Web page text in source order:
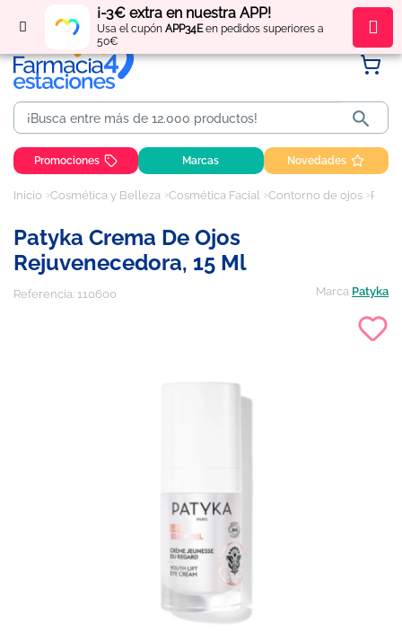
¡-3€ extra en nuestra APP!
Usa el cupón APP34Een pedidos superiores a
50€
Regístratey obténpuntos por tus compras

Promociones Marcas Novedades
Inicio Cosmética y Belleza Cosmética Facial Contorno de ojos
Patyka Crema De Ojos
Rejuvenecedora, 15 Ml
Referencia: 110600 Marca Patyka